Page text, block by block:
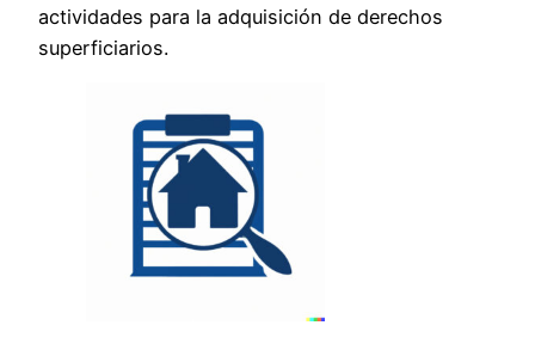
actividades para la adquisición de derechos
superficiarios.